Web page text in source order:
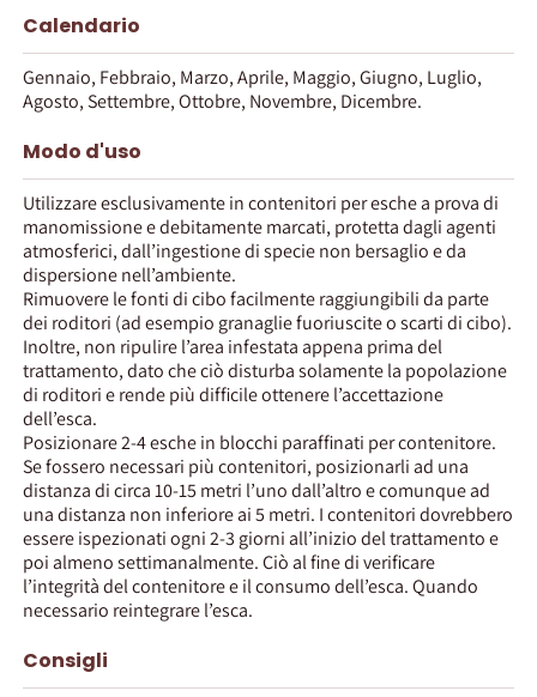
Calendario
Gennaio, Febbraio, Marzo, Aprile, Maggio, Giugno, Luglio,
Agosto, Settembre, Ottobre, Novembre, Dicembre.
Modo d'uso
Utilizzare esclusivamente in contenitori per esche a prova di
manomissione e debitamente marcati, protetta dagli agenti
atmosferici, dall’ingestione di specie non bersaglio e da
dispersione nell’ambiente.
Rimuovere le fonti di cibo facilmente raggiungibili da parte
dei roditori (ad esempio granaglie fuoriuscite o scarti di cibo).
Inoltre, non ripulire l’area infestata appena prima del
trattamento, dato che ciò disturba solamente la popolazione
di roditori e rende più difficile ottenere l’accettazione
dell’esca.
Posizionare 2-4 esche in blocchi paraffinati per contenitore.
Se fossero necessari più contenitori, posizionarli ad una
distanza di circa 10-15 metri l’uno dall’altro e comunque ad
una distanza non inferiore ai 5 metri. I contenitori dovrebbero
essere ispezionati ogni 2-3 giorni all’inizio del trattamento e
poi almeno settimanalmente. Ciò al fine di verificare
l’integrità del contenitore e il consumo dell’esca. Quando
necessario reintegrare l’esca.
Consigli